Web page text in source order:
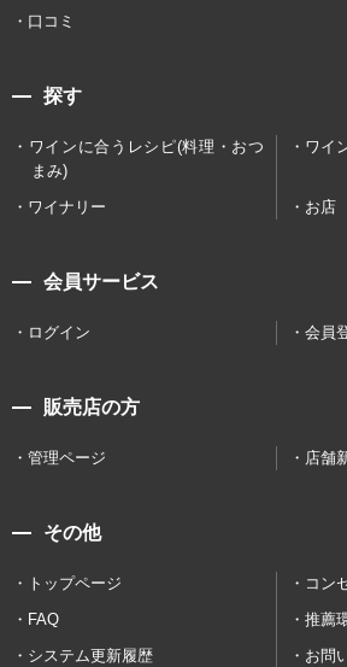
口コミ
探す
ワインに合うレシピ(料理・おつ
まみ)
ワイ
ワイナリー お店
会員サービス
ログイン 会員
販売店の方
管理ページ 店舗
その他
トップページ
コン
FAQ
推薦
システム更新履歴
お問